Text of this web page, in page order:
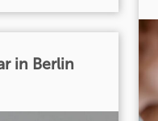
in Berlin